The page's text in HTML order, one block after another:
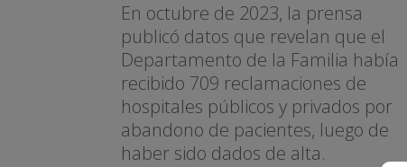
En octubre de 2023, la prensa
publicó datos que revelan que el
Departamento de la Familia había
recibido 709 reclamaciones de
hospitales públicos y privados por
abandono de pacientes, luego de
haber sido dados de alta.